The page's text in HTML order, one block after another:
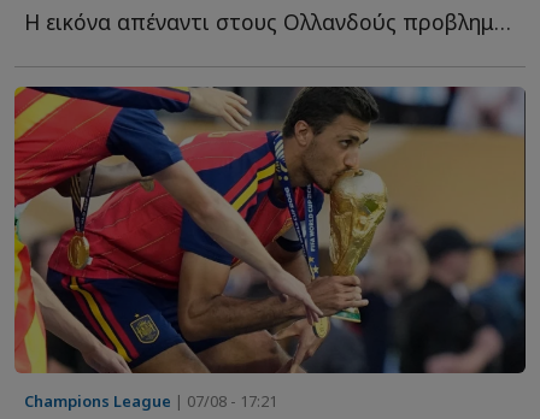
Η εικόνα απέναντι στους Ολλανδούς προβλημάτισε έντονα κ...
Champions League | 07/08 - 17:21